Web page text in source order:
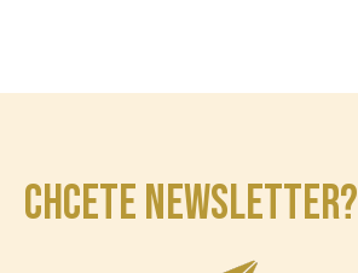
CHCETE NEWSLETTER?